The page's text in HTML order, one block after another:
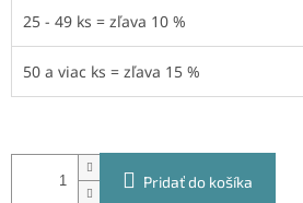
25 - 49 ks = zľava 10 %
50 a viac ks = zľava 15 %
Pridať do košíka